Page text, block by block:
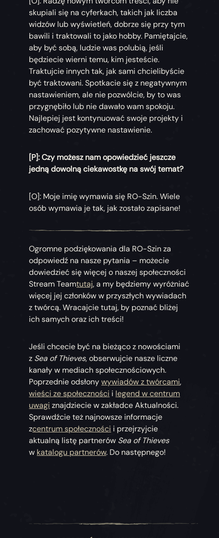
skupiali się na cyferkach, takich jak liczba
widzów lub wyświetleń, dobrze się przy tym
bawili i traktowali to jako hobby. Pamiętajcie,
aby być sobą, ludzie was polubią, jeśli
będziecie wierni temu, kim jesteście.
Traktujcie innych tak, jak sami chcielibyście
być traktowani. Spotkacie się z negatywnym
nastawieniem, ale nie pozwólcie, by to was
przygnębiło lub nie dawało wam spokoju.
Najlepiej jest kontynuować swoje projekty i
zachować pozytywne nastawienie.
[P]: Czy możesz nam opowiedzieć jeszcze
jedną dowolną ciekawostkę na swój temat?
[O]: Moje imię wymawia się RO-Szin. Wiele
osób wymawia je tak, jak zostało zapisane!
Ogromne podziękowania dla RO-Szin za
odpowiedź na nasze pytania – możecie
dowiedzieć się więcej o naszej społeczności
Stream Teamtutaj, a my będziemy wyróżniać
więcej jej członków w przyszłych wywiadach
z twórcą. Wracajcie tutaj, by poznać bliżej
ich samych oraz ich treści!
Jeśli chcecie być na bieżąco z nowościami
z Sea of Thieves, obserwujcie nasze liczne
kanały w mediach społecznościowych.
Poprzednie odsłonywywiadów z twórcami,
wieści ze społeczności i legend w centrum
uwagi znajdziecie w zakładce Aktualności.
Sprawdźcie też najnowsze informacje
zcentrum społeczności i przejrzyjcie
aktualną listę partnerów Sea of Thieves
w katalogu partnerów. Do następnego!